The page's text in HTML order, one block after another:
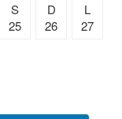
S
25
D
26
L
27